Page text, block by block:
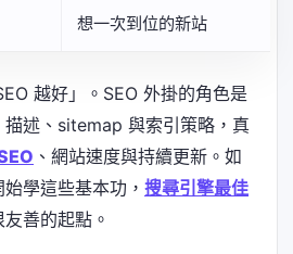
想一次到位的新站
越好」。SEO 外掛的角色是
描述、sitemap 與索引策略，真
、網站速度與持續更新。如
學這些基本功， 搜尋引擎最佳
友善的起點。